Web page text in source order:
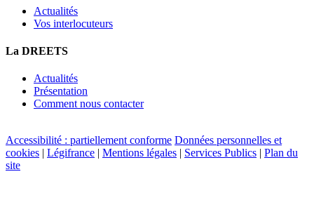
Actualités
Vos interlocuteurs
La DREETS
Actualités
Présentation
Comment nous contacter
Accessibilité : partiellement conforme Données personnelles et
cookies | Légifrance | Mentions légales | Services Publics | Plan du
site